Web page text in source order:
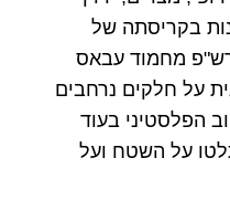
בקריסתה של
מחמוד עבאס
על חלקים נרחבים
הפלסטיני בעוד
על השטח ועל